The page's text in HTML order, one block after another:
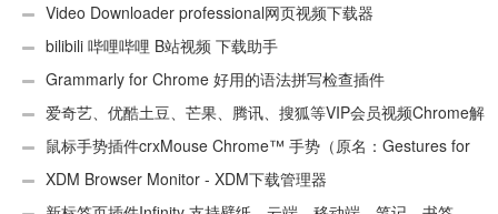
Video Downloader professional网页视频下载器
bilibili 哔哩哔哩 B站视频 下载助手
Grammarly for Chrome 好用的语法拼写检查插件
爱奇艺、优酷土豆、芒果、腾讯、搜狐等VIP会员视频Chrome解
析工具鼠标手势插件crxMouse Chrome™ 手势（原名：Gestures for
Chrome(TM)汉化版）
XDM Browser Monitor - XDM下载管理器